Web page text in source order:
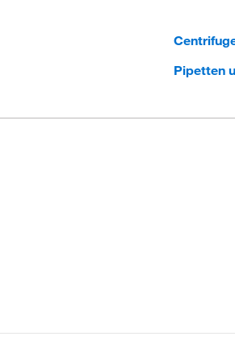
Pipetten